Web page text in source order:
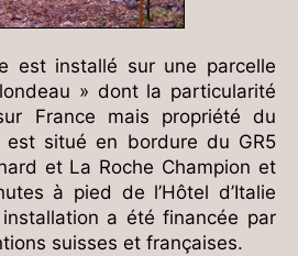
est installé sur une parcelle
» dont la particularité
France mais propriété du
situé en bordure du GR5
et La Roche Champion et
à pied de l’Hôtel d’Italie
a été financée par
suisses et françaises.